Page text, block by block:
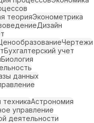
теорияЭконометрика
Дизайн
Чертежи
Бухгалтерский учет
Биология
данных
Астрономия
управление
деятельности